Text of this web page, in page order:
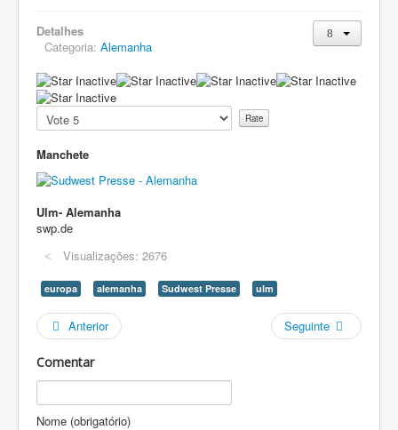
Detalhes
Categoria: Alemanha
Please
Rate
Manchete
Ulm- Alemanha
swp.de
Visualizações: 2676
europa alemanha Sudwest Presse ulm
Anterior Seguinte
Comentar
Nome (obrigatório)